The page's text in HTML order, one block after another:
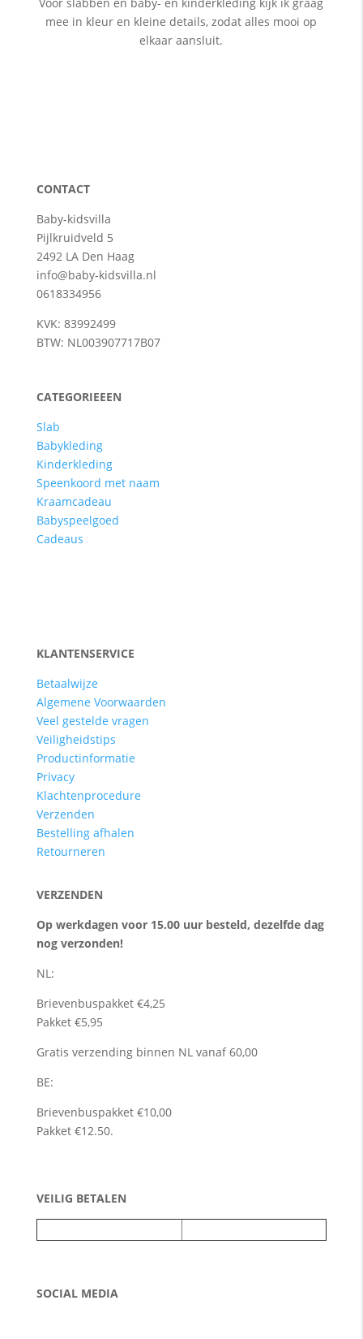
mee in kleur en kleine details, zodat alles mooi op
elkaar aansluit.
CONTACT
Baby-kidsvilla
Pijlkruidveld 5
2492 LA Den Haag
info@baby-kidsvilla.nl
0618334956
KVK: 83992499
BTW: NL003907717B07
CATEGORIEEEN
Slab
Babykleding
Kinderkleding
Speenkoord met naam
Kraamcadeau
Babyspeelgoed
Cadeaus
KLANTENSERVICE
Betaalwijze
Algemene Voorwaarden
Veel gestelde vragen
Veiligheidstips
Productinformatie
Privacy
Klachtenprocedure
Verzenden
Bestelling afhalen
Retourneren
VERZENDEN
Op werkdagen voor 15.00 uur besteld, dezelfde dag
nog verzonden!
NL:
Brievenbuspakket €4,25
Pakket €5,95
Gratis verzending binnen NL vanaf 60,00
BE:
Brievenbuspakket €10,00
Pakket €12.50.
VEILIG BETALEN
SOCIAL MEDIA